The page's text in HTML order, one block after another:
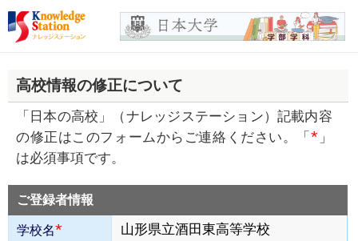
高校情報の修正について
「日本の高校」（ナレッジステーション）記載内容
の修正はこのフォームからご連絡ください。「* 」
は必須事項です。
ご登録者情報
学校名*